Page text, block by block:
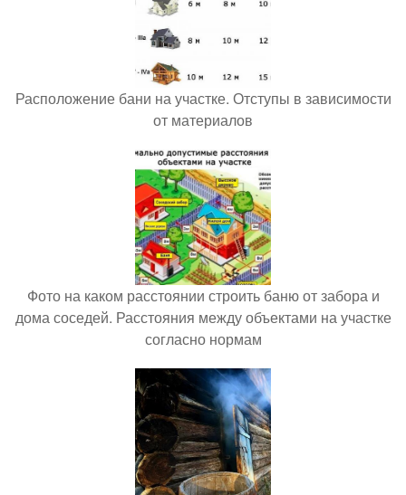
Расположение бани на участке. Отступы в зависимости
от материалов
Фото на каком расстоянии строить баню от забора и
дома соседей. Расстояния между объектами на участке
согласно нормам